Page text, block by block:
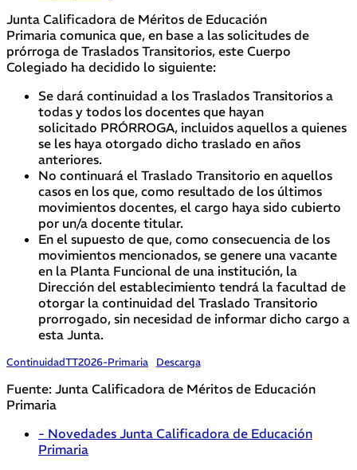
Junta Calificadora de Méritos de Educación
Primaria comunica que, en base a las solicitudes de
prórroga de Traslados Transitorios, este Cuerpo
Colegiado ha decidido lo siguiente:
Se dará continuidad a los Traslados Transitorios a
todas y todos los docentes que hayan
solicitado PRÓRROGA, incluidos aquellos a quienes
se les haya otorgado dicho traslado en años
anteriores.
No continuará el Traslado Transitorio en aquellos
casos en los que, como resultado de los últimos
movimientos docentes, el cargo haya sido cubierto
por un/a docente titular.
En el supuesto de que, como consecuencia de los
movimientos mencionados, se genere una vacante
en la Planta Funcional de una institución, la
Dirección del establecimiento tendrá la facultad de
otorgar la continuidad del Traslado Transitorio
prorrogado, sin necesidad de informar dicho cargo a
esta Junta.
ContinuidadTT2026-Primaria Descarga
Fuente: Junta Calificadora de Méritos de Educación
Primaria
- Novedades Junta Calificadora de Educación
Primaria